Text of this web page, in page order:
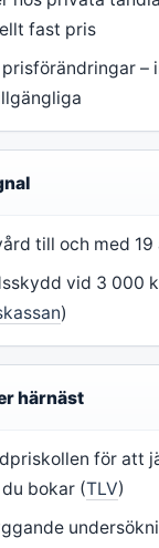
fast pris
–
till och med 19
vid 3 000
)
härnäst
för att
bokar (TLV)